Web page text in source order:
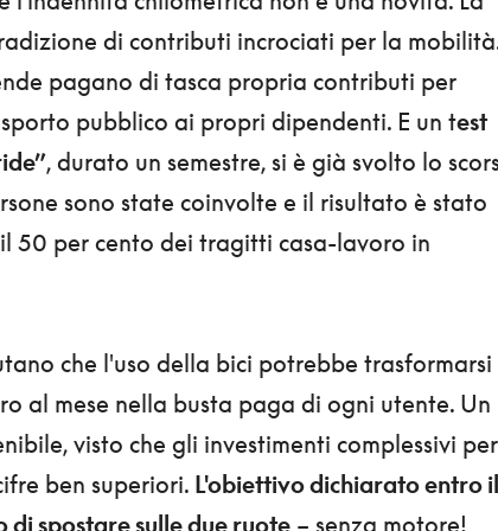
di contributi incrociati per la
pagano di tasca propria contributi per
pubblico ai propri dipendenti. E un test
, durato un semestre, si è già svolto lo
sono state coinvolte e il risultato è stato
50 per cento dei tragitti casa-lavoro in
che l'uso della bici potrebbe trasformarsi
al mese nella busta paga di ogni utente. Un
visto che gli investimenti complessivi per
ben superiori. L'obiettivo dichiarato entro il
spostare sulle due ruote– senza motore!